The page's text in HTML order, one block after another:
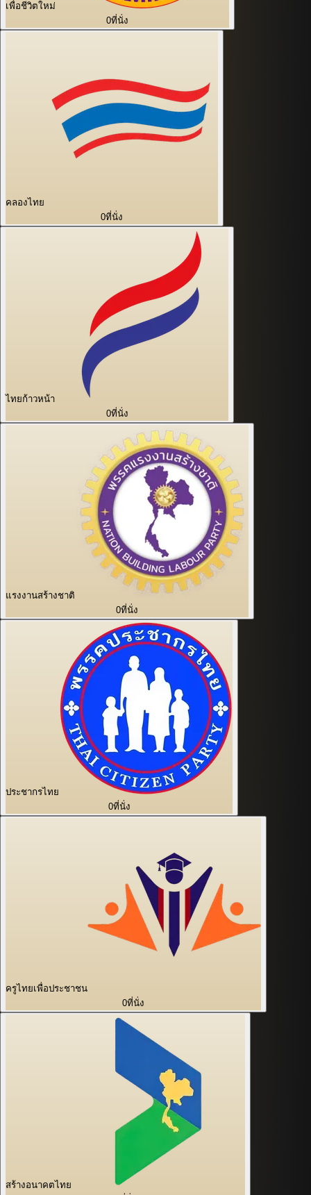
เพื่อชีวิตใหม่
0ที่นั่ง
คลองไทย
0ที่นั่ง
ไทยก้าวหน้า
0ที่นั่ง
แรงงานสร้างชาติ
0ที่นั่ง
ประชากรไทย
0ที่นั่ง
ครูไทยเพื่อประชาชน
0ที่นั่ง
สร้างอนาคตไทย